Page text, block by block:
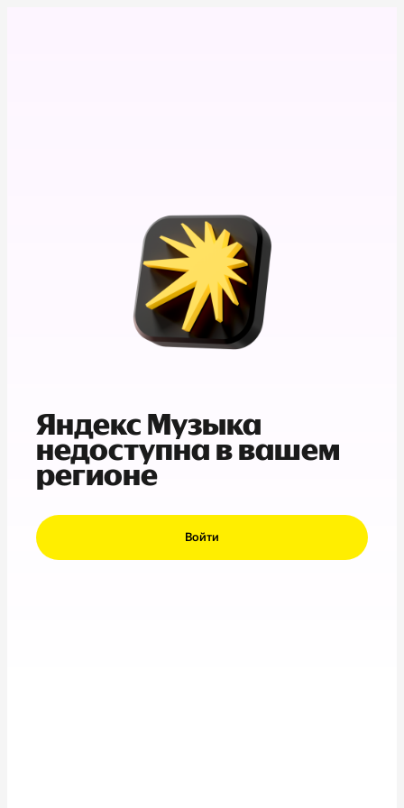
Яндекс Музыка
недоступна в вашем
регионе
Войти